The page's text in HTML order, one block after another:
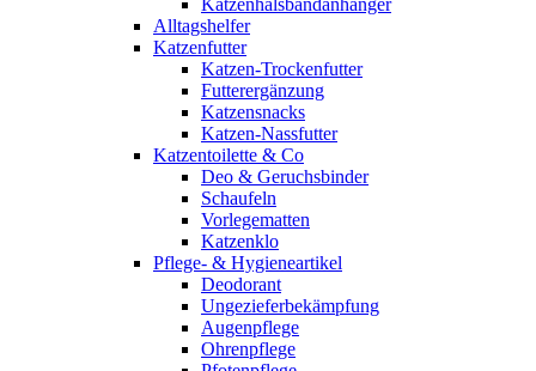
Katzenhalsbandanhänger
Alltagshelfer
Katzenfutter
Katzen-Trockenfutter
Futterergänzung
Katzensnacks
Katzen-Nassfutter
Katzentoilette & Co
Deo & Geruchsbinder
Schaufeln
Vorlegematten
Katzenklo
Pflege- & Hygieneartikel
Deodorant
Ungezieferbekämpfung
Augenpflege
Ohrenpflege